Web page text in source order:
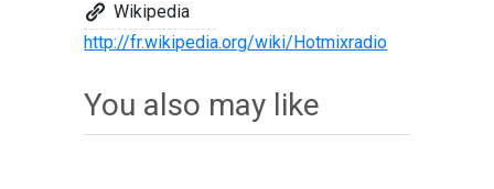
Wikipedia
http://fr.wikipedia.org/wiki/Hotmixradio
You also may like